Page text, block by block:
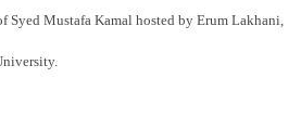
Syed Mustafa Kamal hosted by Erum Lakhani,